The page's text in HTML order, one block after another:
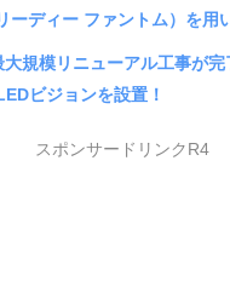
ーディー ファントム）を用
規模リニューアル工事が
ビジョンを設置！
スポンサードリンクR4